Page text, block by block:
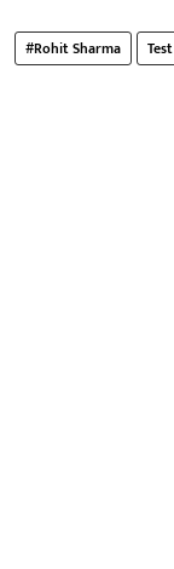
#Rohit Sharma